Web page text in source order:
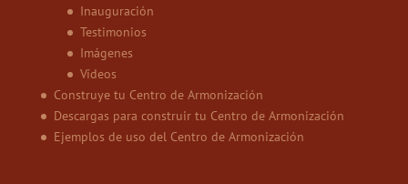
Inauguración
Testimonios
Imágenes
Vídeos
Construye tu Centro de Armonización
Descargas para construir tu Centro de Armonización
Ejemplos de uso del Centro de Armonización